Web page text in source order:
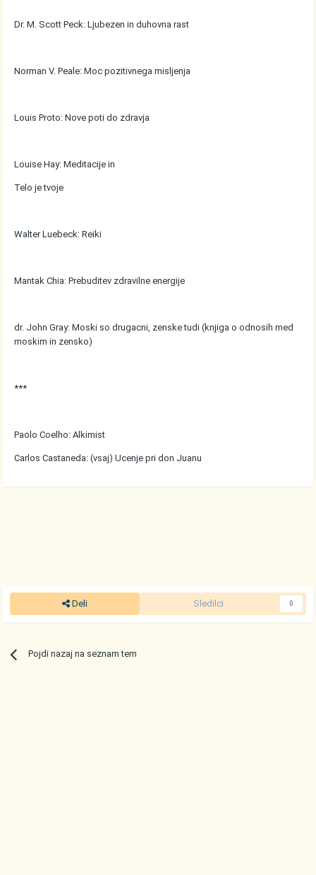
Dr. M. Scott Peck: Ljubezen in duhovna rast
Norman V. Peale: Moc pozitivnega misljenja
Louis Proto: Nove poti do zdravja
Louise Hay: Meditacije in
Telo je tvoje
Walter Luebeck: Reiki
Mantak Chia: Prebuditev zdravilne energije
dr. John Gray: Moski so drugacni, zenske tudi (knjiga o odnosih med
moskim in zensko)
***
Paolo Coelho: Alkimist
Carlos Castaneda: (vsaj) Ucenje pri don Juanu
Deli Sledilci 0
Pojdi nazaj na seznam tem